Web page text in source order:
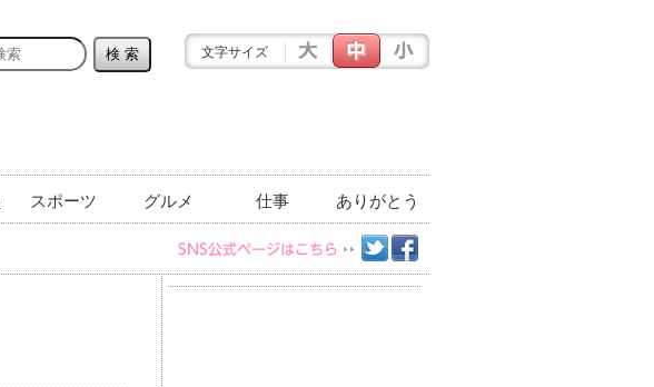
文字サイズ
スポーツ グルメ 仕事 ありがとう